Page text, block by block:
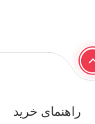
راهنمای خرید